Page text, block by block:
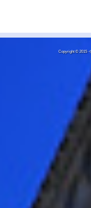
Copyright © 2015